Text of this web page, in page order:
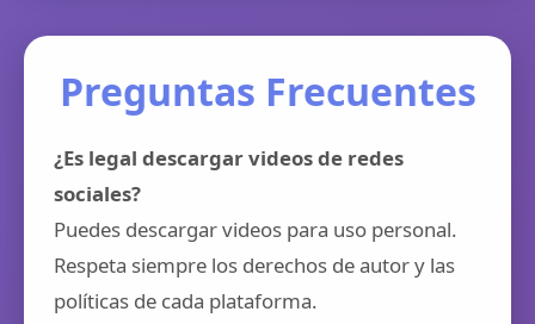
Preguntas Frecuentes
¿Es legal descargar videos de redes
sociales?
Puedes descargar videos para uso personal.
Respeta siempre los derechos de autor y las
políticas de cada plataforma.